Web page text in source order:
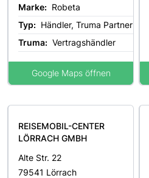
Marke: Robeta
Typ: Händler, Truma Partner
Truma: Vertragshändler
Google Maps öffnen
REISEMOBIL-CENTER
LÖRRACH GMBH
Alte Str. 22
79541 Lörrach